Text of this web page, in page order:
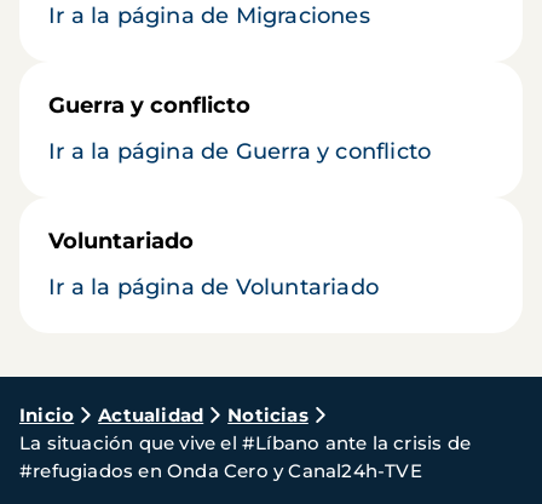
Ir a la página de Migraciones
Guerra y conflicto
Ir a la página de Guerra y conflicto
Voluntariado
Ir a la página de Voluntariado
Ruta
de
navegación
Inicio Actualidad
Noticias
La situación que vive el #Líbano ante la crisis de
#refugiados en Onda Cero y Canal24h-TVE